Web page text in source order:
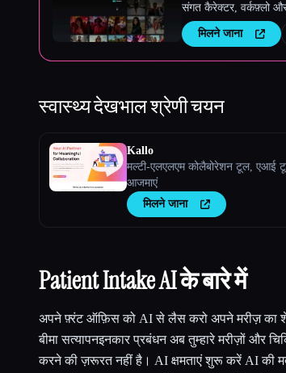
संगत कैरेक्टर, वर्कफ़्लो
मिलने जाना
स्वास्थ्य देखभालश्रेणी चयन
Kallo
मल्टी-एलएलएम कोलैबोरेशन टूल, एआई
आजमाएं
मिलने जाना
Patient Intake AI के बारे में
अपने फ़्रंट ऑफ़िस को AI से लैस करो अपने मरीज़ का
बीमा सत्यापनइनकार प्रबंधन अब तुम्हारे मरीज़ों और
करने की ज़रूरत नहीं है। AI क्षमताएं शुरू करें AI की